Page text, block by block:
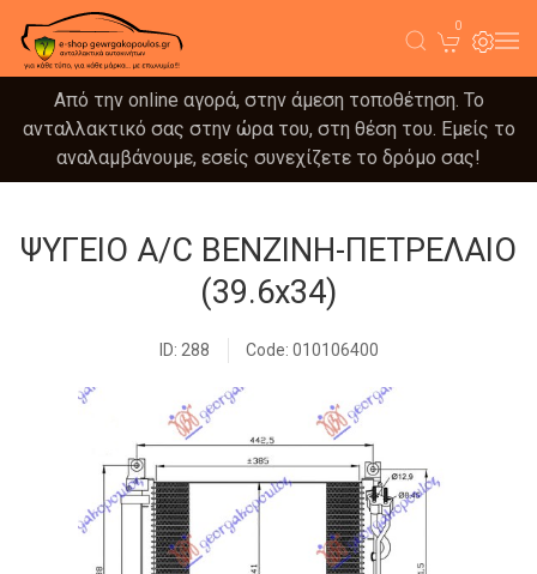
0
Από την online αγορά, στην άμεση τοποθέτηση. Το
ανταλλακτικό σας στην ώρα του, στη θέση του. Εμείς το
αναλαμβάνουμε, εσείς συνεχίζετε το δρόμο σας!
ΨΥΓΕΙΟ A/C ΒΕΝΖΙΝΗ-ΠΕΤΡΕΛΑΙΟ
(39.6x34)
ID: 288 Code: 010106400